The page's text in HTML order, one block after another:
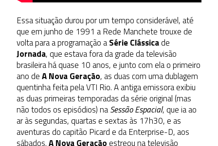
Essa situação durou por um tempo considerável, até
que em junho de 1991 a Rede Manchete trouxe de
volta para a programação aSérie Clássicade
Jornada, que estava fora da grade da televisão
brasileira há quase 10 anos, e junto com ela o primeiro
ano deA Nova Geração, as duas com uma dublagem
quentinha feita pela VTI Rio. A antiga emissora exibiu
as duas primeiras temporadas da série original (mas
não todos os episódios) naSessão Espacial, que ia ao
ar às segundas, quartas e sextas às 17h30, e as
aventuras do capitão Picard e da Enterprise-D, aos
sábados.A Nova Geraçãoestreou na televisão